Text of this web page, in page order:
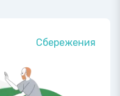
Сбережения